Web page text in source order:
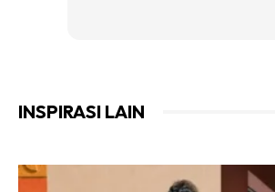
INSPIRASI LAIN